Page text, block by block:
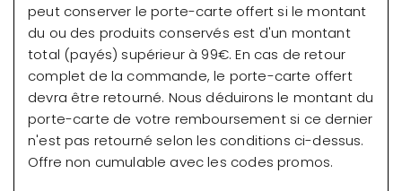
peut conserver le porte-carte offert si le montant
du ou des produits conservés est d'un montant
total (payés) supérieur à 99€. En cas de retour
complet de la commande, le porte-carte offert
devra être retourné. Nous déduirons le montant du
porte-carte de votre remboursement si ce dernier
n'est pas retourné selon les conditions ci-dessus.
Offre non cumulable avec les codes promos.